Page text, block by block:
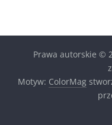
Prawa autorskie ©
Motyw: ColorMag